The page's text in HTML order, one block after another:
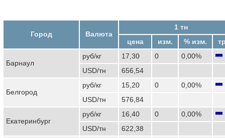
Город Валюта
1 тн
цена
изм. % изм.
Барнаул
руб/кг 17,30 0
0,00%
USD/тн
656,54
Белгород
руб/кг 15,20 0
0,00%
USD/тн
576,84
Екатеринбург
руб/кг 16,40 0
0,00%
USD/тн
622,38